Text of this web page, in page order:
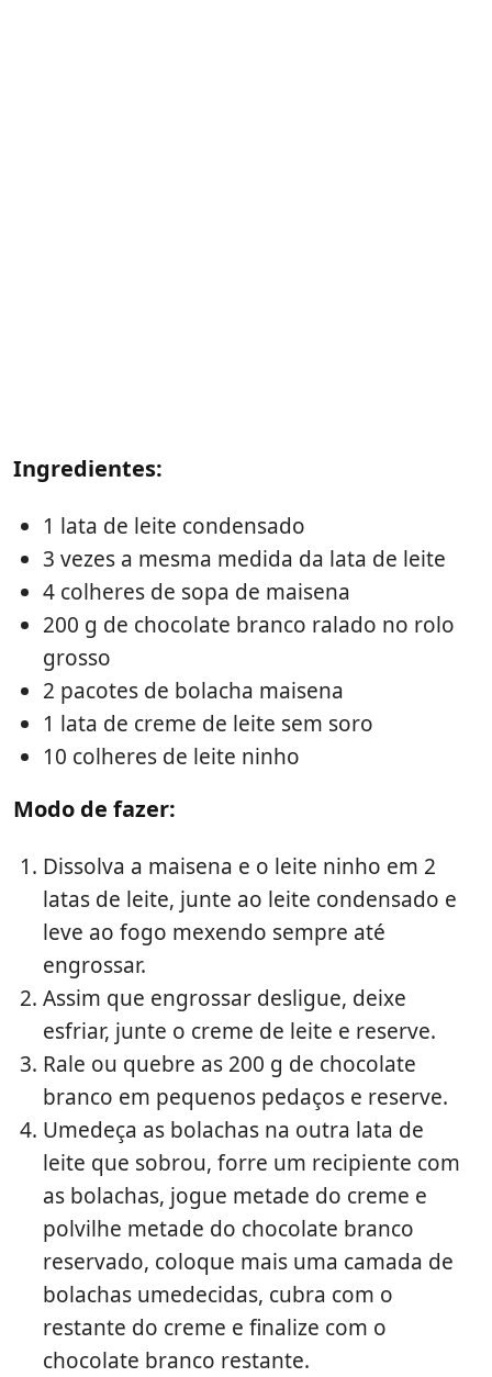
Ingredientes:
1 lata de leite condensado
3 vezes a mesma medida da lata de leite
4 colheres de sopa de maisena
200 g de chocolate branco ralado no rolo
grosso
2 pacotes de bolacha maisena
1 lata de creme de leite sem soro
10 colheres de leite ninho
Modo de fazer:
Dissolva a maisena e o leite ninho em 2
latas de leite, junte ao leite condensado e
leve ao fogo mexendo sempre até
engrossar.
Assim que engrossar desligue, deixe
esfriar, junte o creme de leite e reserve.
Rale ou quebre as 200 g de chocolate
branco em pequenos pedaços e reserve.
Umedeça as bolachas na outra lata de
leite que sobrou, forre um recipiente com
as bolachas, jogue metade do creme e
polvilhe metade do chocolate branco
reservado, coloque mais uma camada de
bolachas umedecidas, cubra com o
restante do creme e finalize com o
chocolate branco restante.